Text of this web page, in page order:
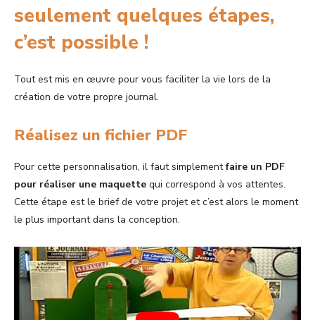
seulement quelques étapes,
c’est possible !
Tout est mis en œuvre pour vous faciliter la vie lors de la
création de votre propre journal.
Réalisez un fichier PDF
Pour cette personnalisation, il faut simplementfaire un PDF
pour réaliser une maquette qui correspond à vos attentes.
Cette étape est le brief de votre projet et c’est alors le moment
le plus important dans la conception.